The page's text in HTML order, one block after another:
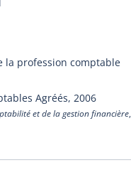
la profession comptable
Agréés, 2006
et de la gestion financière,